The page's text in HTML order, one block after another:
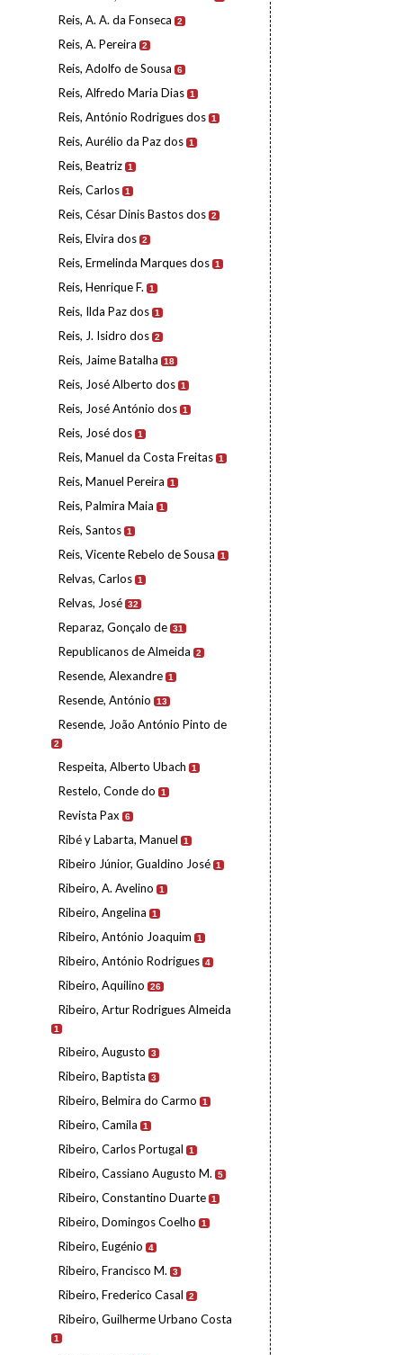
Reis, A. A. da Fonseca 2
Reis, A. Pereira 2
Reis, Adolfo de Sousa 6
Reis, Alfredo Maria Dias 1
Reis, António Rodrigues dos 1
Reis, Aurélio da Paz dos 1
Reis, Beatriz 1
Reis, Carlos 1
Reis, César Dinis Bastos dos 2
Reis, Elvira dos 2
Reis, Ermelinda Marques dos 1
Reis, Henrique F. 1
Reis, Ilda Paz dos 1
Reis, J. Isidro dos 2
Reis, Jaime Batalha 18
Reis, José Alberto dos 1
Reis, José António dos 1
Reis, José dos 1
Reis, Manuel da Costa Freitas 1
Reis, Manuel Pereira 1
Reis, Palmira Maia 1
Reis, Santos 1
Reis, Vicente Rebelo de Sousa 1
Relvas, Carlos 1
Relvas, José 32
Reparaz, Gonçalo de 31
Republicanos de Almeida 2
Resende, Alexandre 1
Resende, António 13
Resende, João António Pinto de
2
Respeita, Alberto Ubach 1
Restelo, Conde do 1
Revista Pax 6
Ribé y Labarta, Manuel 1
Ribeiro Júnior, Gualdino José 1
Ribeiro, A. Avelino 1
Ribeiro, Angelina 1
Ribeiro, António Joaquim 1
Ribeiro, António Rodrigues 4
Ribeiro, Aquilino 26
Ribeiro, Artur Rodrigues Almeida
1
Ribeiro, Augusto 3
Ribeiro, Baptista 3
Ribeiro, Belmira do Carmo 1
Ribeiro, Camila 1
Ribeiro, Carlos Portugal 1
Ribeiro, Cassiano Augusto M. 5
Ribeiro, Constantino Duarte 1
Ribeiro, Domingos Coelho 1
Ribeiro, Eugénio 4
Ribeiro, Francisco M. 3
Ribeiro, Frederico Casal 2
Ribeiro, Guilherme Urbano Costa
1